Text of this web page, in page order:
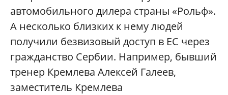
автомобильного дилера страны «Рольф».
А несколько близких к нему людей
получили безвизовый доступ в ЕС через
гражданство Сербии. Например, бывший
тренер Кремлева Алексей Галеев,
заместитель Кремлева